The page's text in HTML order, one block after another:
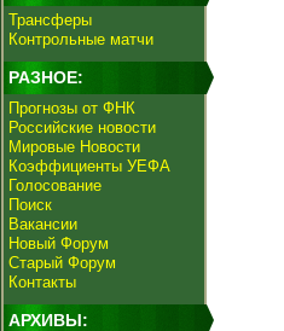
Трансферы
Контрольные матчи
РАЗНОЕ:
Прогнозы от ФНК
Российские новости
Мировые Новости
Коэффициенты УЕФА
Голосование
Поиск
Вакансии
Новый Форум
Старый Форум
Контакты
АРХИВЫ: